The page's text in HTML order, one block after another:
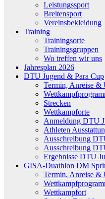
Leistungssport
Breitensport
Vereinsbekleidung
Training
Trainingsorte
Trainingsgruppen
Wo treffen wir uns
Jahresplan 2026
DTU Jugend & Para Cup
Termin, Anreise &
Strecken
Wettkampforte
Anmeldung DTU
Athleten
Ausschreibung
Ausschreibung
Ergebnisse DTU
GISA-Duathlon DM
Termin, Anreise &
Wettkampfort